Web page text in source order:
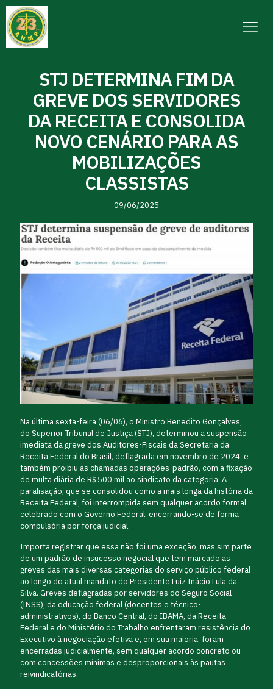
STJ DETERMINA FIM DA
GREVE DOS SERVIDORES
DA RECEITA E CONSOLIDA
NOVO CENÁRIO PARA AS
MOBILIZAÇÕES
CLASSISTAS
09/06/2025
Na última sexta-feira (06/06), o Ministro Benedito Gonçalves,
do Superior Tribunal de Justiça (STJ), determinou a suspensão
imediata da greve dos Auditores-Fiscais da Secretaria da
Receita Federal do Brasil, deflagrada em novembro de 2024, e
também proibiu as chamadas operações-padrão, com a fixação
de multa diária de R$ 500 mil ao sindicato da categoria. A
paralisação, que se consolidou como a mais longa da história da
Receita Federal, foi interrompida sem qualquer acordo formal
celebrado com o Governo Federal, encerrando-se de forma
compulsória por força judicial.
Importa registrar que essa não foi uma exceção, mas sim parte
de um padrão de insucesso negocial que tem marcado as
greves das mais diversas categorias do serviço público federal
ao longo do atual mandato do Presidente Luiz Inácio Lula da
Silva. Greves deflagradas por servidores do Seguro Social
(INSS), da educação federal (docentes e técnico-
administrativos), do Banco Central, do IBAMA, da Receita
Federal e do Ministério do Trabalho enfrentaram resistência do
Executivo à negociação efetiva e, em sua maioria, foram
encerradas judicialmente, sem qualquer acordo concreto ou
com concessões mínimas e desproporcionais às pautas
reivindicatórias.